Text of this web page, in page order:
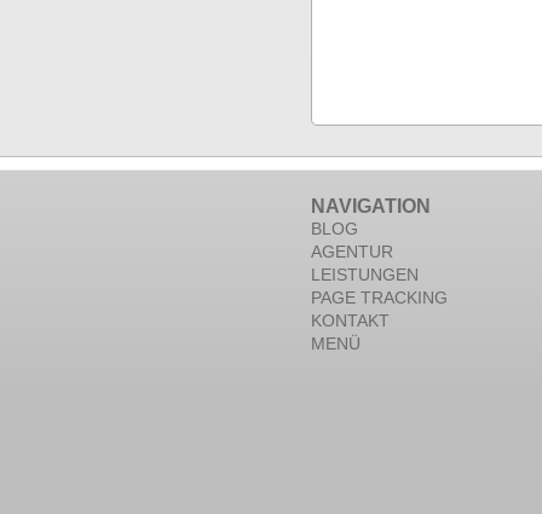
NAVIGATION
BLOG
AGENTUR
LEISTUNGEN
PAGE TRACKING
KONTAKT
MENÜ